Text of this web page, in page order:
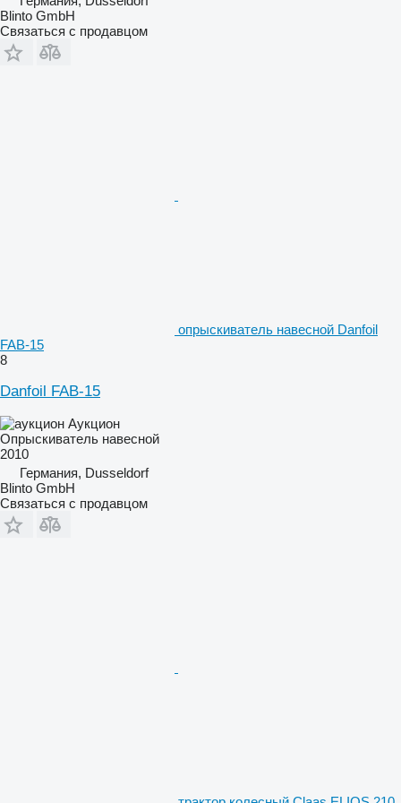
Blinto GmbH
Связаться с продавцом
опрыскиватель навесной Danfoil
FAB-15
8
Danfoil FAB-15
Аукцион
Опрыскиватель навесной
2010
Германия, Dusseldorf
Blinto GmbH
Связаться с продавцом